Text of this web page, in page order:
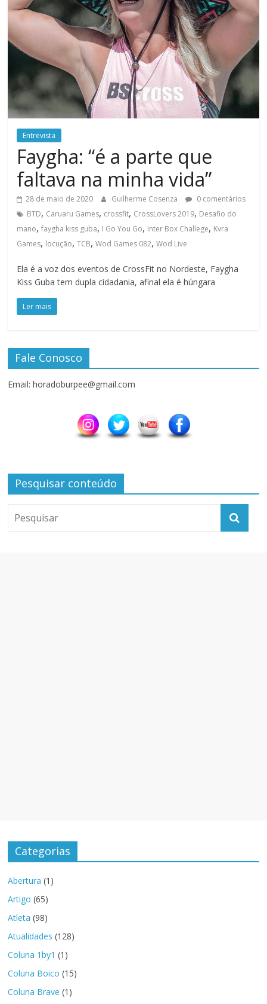
Entrevista
Faygha: “é a parte que
faltava na minha vida”
28 de maio de 2020 Guilherme Cosenza
0 comentários
BTD, Caruaru Games, crossfit, CrossLovers 2019, Desafio do
mano,faygha kiss guba, I Go You Go, Inter Box Challege, Kvra
Games, locução,TCB,Wod Games 082,Wod Live
Ela é a voz dos eventos de CrossFit no Nordeste, Faygha
Kiss Guba tem dupla cidadania, afinal ela é húngara
Ler mais
Fale Conosco
Email: horadoburpee@gmail.com
Pesquisar conteúdo
Categorias
Abertura (1)
Artigo (65)
Atleta (98)
Atualidades (128)
Coluna 1by1 (1)
Coluna Boico (15)
Coluna Brave (1)